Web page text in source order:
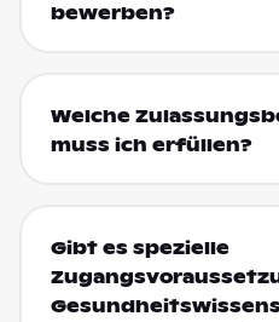
bewerben?
Welche
muss ich erfüllen?
Gibt es spezielle